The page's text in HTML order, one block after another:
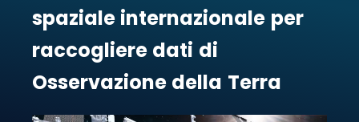
spaziale internazionale per
raccogliere dati di
Osservazione della Terra